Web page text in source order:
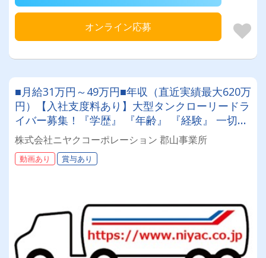
オンライン応募
■月給31万円～49万円■年収（直近実績最大620万
円）【入社支度料あり】大型タンクローリードラ
イバー募集！『学歴』 『年齢』 『経験』 一切不
問◎男女問わず活躍できる環境です。
株式会社ニヤクコーポレーション 郡山事業所
動画あり 賞与あり